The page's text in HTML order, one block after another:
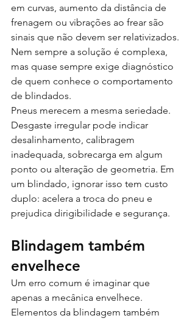
em curvas, aumento da distância de
frenagem ou vibrações ao frear são
sinais que não devem ser relativizados.
Nem sempre a solução é complexa,
mas quase sempre exige diagnóstico
de quem conhece o comportamento
de blindados.
Pneus merecem a mesma seriedade.
Desgaste irregular pode indicar
desalinhamento, calibragem
inadequada, sobrecarga em algum
ponto ou alteração de geometria. Em
um blindado, ignorar isso tem custo
duplo: acelera a troca do pneu e
prejudica dirigibilidade e segurança.
Blindagem também
envelhece
Um erro comum é imaginar que
apenas a mecânica envelhece.
Elementos da blindagem também